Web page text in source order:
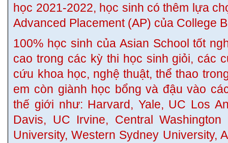
học 2021-2022, học sinh có thêm lựa
Advanced Placement (AP) của College
100% học sinh của Asian School tốt
cao trong các kỳ thi học sinh giỏi, các
cứu khoa học, nghệ thuật, thể thao
em còn giành học bổng và đậu vào
thế giới như: Harvard, Yale, UC Los
Davis, UC Irvine, Central Washington
University, Western Sydney University,